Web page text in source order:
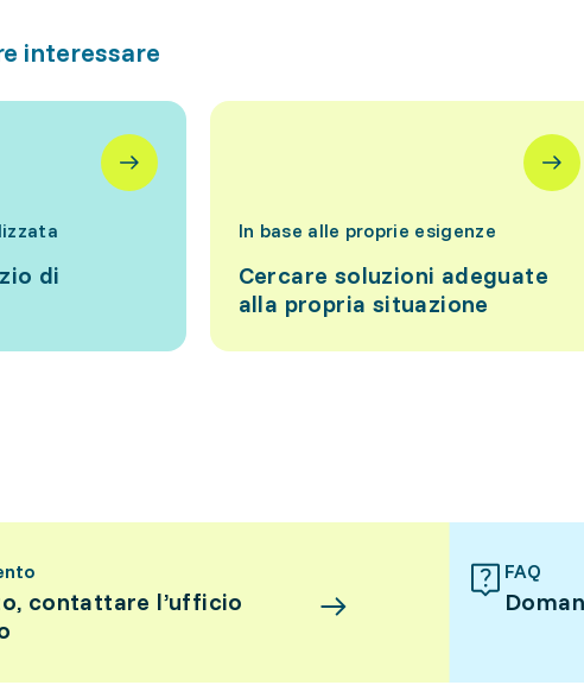
interessare
di
In base alle proprie esigenze
Cercare soluzioni adeguate
alla propria situazione
contattare l’ufficio
FAQ